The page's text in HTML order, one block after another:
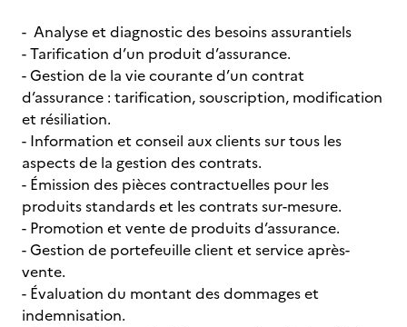
- Analyse et diagnostic des besoins assurantiels
- Tarification d’un produit d’assurance.
- Gestion de la vie courante d’un contrat
d’assurance : tarification, souscription, modification
et résiliation.
- Information et conseil aux clients sur tous les
aspects de la gestion des contrats.
- Émission des pièces contractuelles pour les
produits standards et les contrats sur-mesure.
- Promotion et vente de produits d’assurance.
- Gestion de portefeuille client et service après-
vente.
- Évaluation du montant des dommages et
indemnisation.